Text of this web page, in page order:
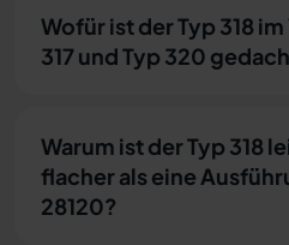
Wofür ist der Typ 318
317 und Typ 320
Warum ist der Typ 318
flacher als eine
28120?